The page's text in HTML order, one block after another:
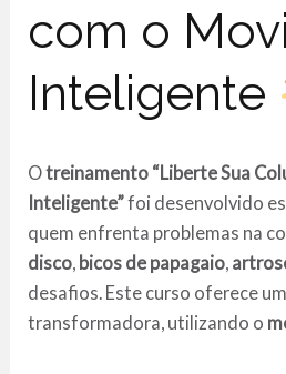
com o
Inteligente
Otreinamento “Liberte Sua
Inteligente”foi desenvolvido
quem enfrenta problemas na
disco, bicos de papagaio,
desafios. Este curso oferece
transformadora, utilizando o